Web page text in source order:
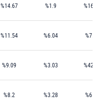
%14.67 %1.9
%11.54 %6.04 %7.14
%9.09 %3.03
%8.2 %3.28 %6.56